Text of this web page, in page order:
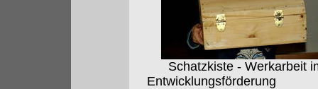
Schatzkiste - Werkarbeit
Entwicklungsförderung